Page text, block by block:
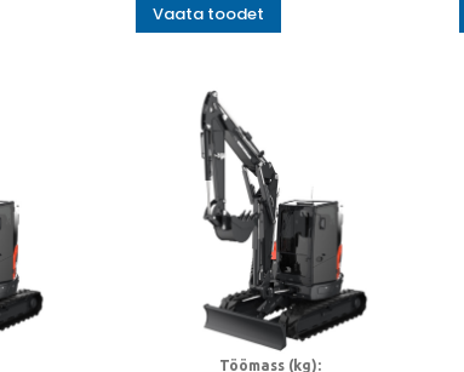
Vaata toodet
Töömass (kg):